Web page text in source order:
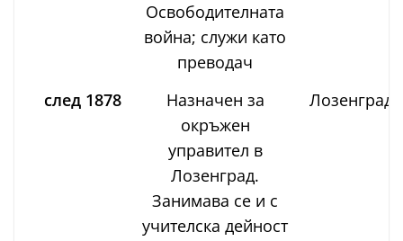
Освободителната
война; служи като
преводач
след 1878
Назначен за
окръжен
управител в
Лозенград.
Занимава се и с
учителска дейност
Лозенград